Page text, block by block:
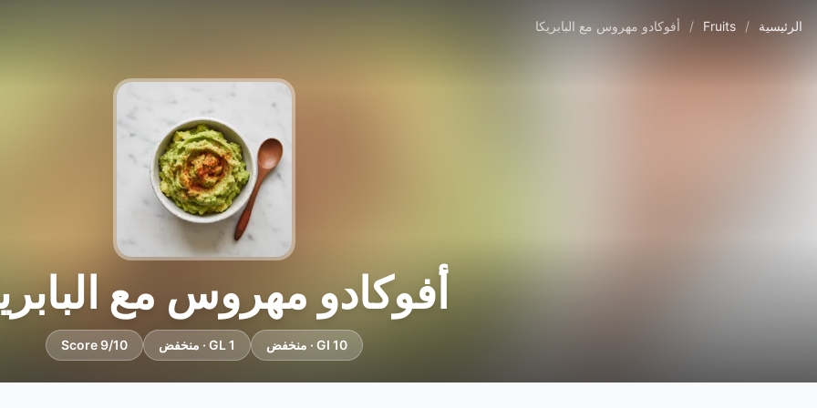
الرئيسية /
Fruits
/ أفوكادو مهروس مع البابريكا
أفوكادو مهروس مع
GI 10 · منخفض GL 1 · منخفض Score 9/10